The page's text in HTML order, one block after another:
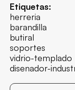
Etiquetas:
herreria
barandilla
butiral
soportes
vidrio-templado
disenador-